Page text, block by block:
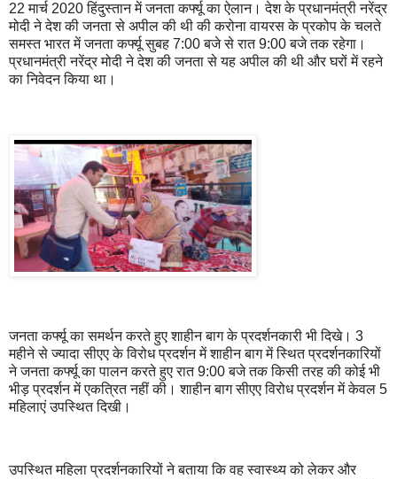
22 मार्च 2020 हिंदुस्तान में जनता कर्फ्यू का ऐलान। देश के प्रधानमंत्री नरेंद्र
मोदी ने देश की जनता से अपील की थी की करोना वायरस के प्रकोप के चलते
समस्त भारत में जनता कर्फ्यू सुबह 7:00 बजे से रात 9:00 बजे तक रहेगा।
प्रधानमंत्री नरेंद्र मोदी ने देश की जनता से यह अपील की थी और घरों में रहने
का निवेदन किया था।
जनता कर्फ्यू का समर्थन करते हुए शाहीन बाग के प्रदर्शनकारी भी दिखे। 3
महीने से ज्यादा सीएए के विरोध प्रदर्शन में शाहीन बाग में स्थित प्रदर्शनकारियों
ने जनता कर्फ्यू का पालन करते हुए रात 9:00 बजे तक किसी तरह की कोई भी
भीड़ प्रदर्शन में एकत्रित नहीं की। शाहीन बाग सीएए विरोध प्रदर्शन में केवल 5
महिलाएं उपस्थित दिखी।
उपस्थित महिला प्रदर्शनकारियों ने बताया कि वह स्वास्थ्य को लेकर और